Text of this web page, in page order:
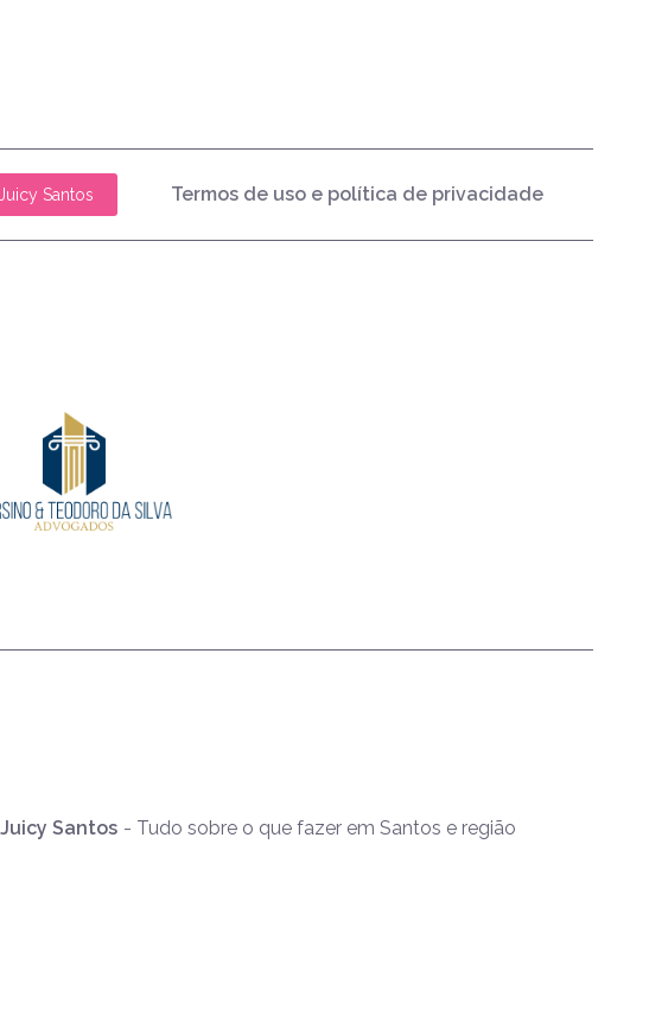
Santos Termos de uso e política de privacidade
Juicy Santos - Tudo sobre o que fazer em Santos e região